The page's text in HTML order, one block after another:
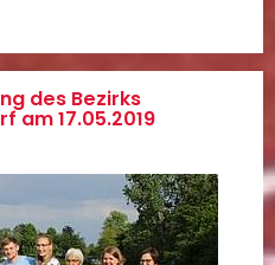
des Bezirks
am 17.05.2019